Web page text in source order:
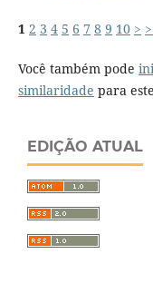
1 2 3 4 5 6 7 8 9 10 >
Você também pode
similaridade para
EDIÇÃO ATUAL